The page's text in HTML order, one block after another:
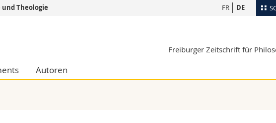
Fak.
Studieninteressierte
Forschende
Ortsplan
FR DE
Theologie
Freiburger Zeitschrift für
Autoren